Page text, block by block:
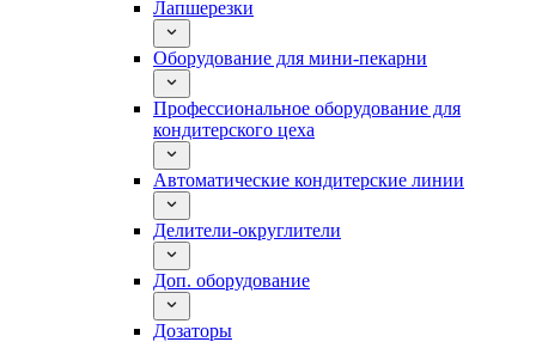
Лапшерезки
Оборудование для мини-пекарни
Профессиональное оборудование для
кондитерского цеха
Автоматические кондитерские линии
Делители-округлители
Доп. оборудование
Дозаторы